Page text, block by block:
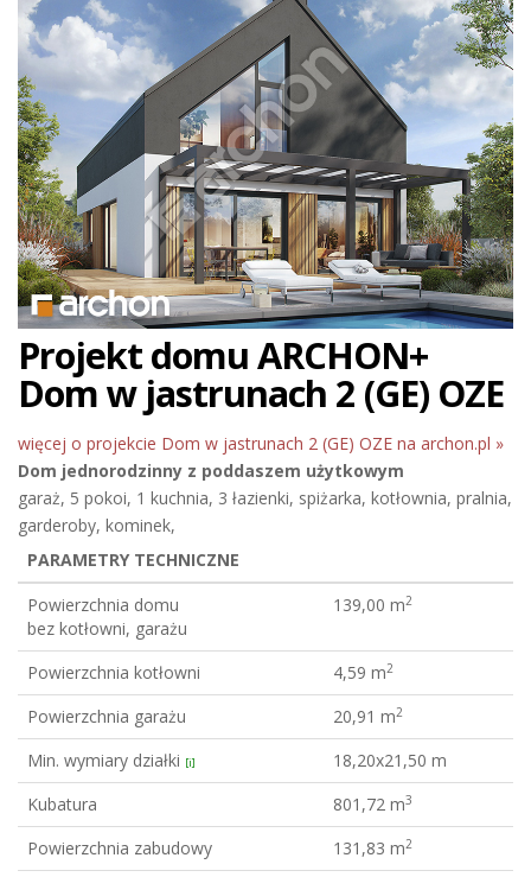
Projekt domu ARCHON+
Dom w jastrunach 2 (GE) OZE
więcej o projekcie Dom w jastrunach 2 (GE) OZE na archon.pl »
Dom jednorodzinny z poddaszem użytkowym
garaż, 5 pokoi, 1 kuchnia, 3 łazienki, spiżarka, kotłownia, pralnia,
garderoby, kominek,
PARAMETRY TECHNICZNE
Powierzchnia domu
bez kotłowni, garażu
139,00 m2
Powierzchnia kotłowni 4,59 m2
Powierzchnia garażu 20,91 m2
Min. wymiary działki [i]
18,20x21,50 m
Kubatura
801,72 m3
Powierzchnia zabudowy 131,83 m2